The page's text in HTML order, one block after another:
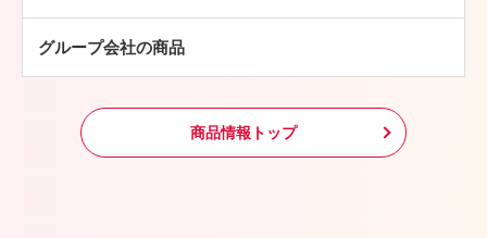
常温食品
冷凍食品
その他
グループ会社の商品
商品情報トップ